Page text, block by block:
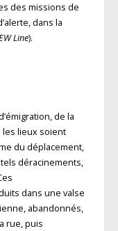
des missions de
dans la
Line).
de la
les lieux soient
du déplacement,
déracinements,
dans une valse
abandonnés,
rue, puis